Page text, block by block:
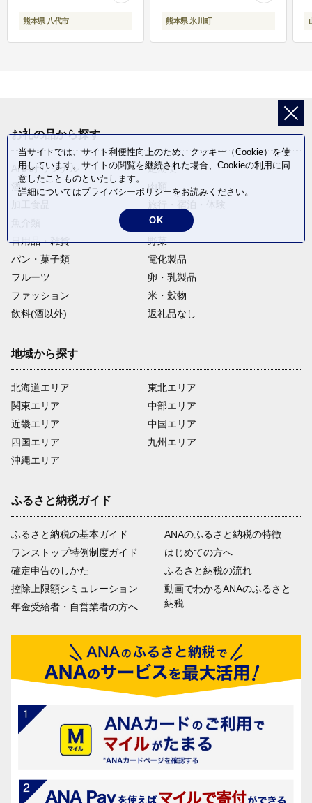
熊本県 八代市 熊本県 氷川町
お礼の品から探す
ANAオリジナル
定期便
酒
肉類
麺類
日用品・雑貨
野菜
パン・菓子類
電化製品
フルーツ
卵・乳製品
ファッション
米・穀物
飲料(酒以外)
返礼品なし
地域から探す
北海道エリア
関東エリア
近畿エリア
四国エリア
沖縄エリア
東北エリア
中部エリア
中国エリア
九州エリア
ふるさと納税ガイド
ふるさと納税の基本ガイド
ワンストップ特例制度ガイド
確定申告のしかた
控除上限額シミュレーション
年金受給者・自営業者の方へ
ANAのふるさと納税の特徴
はじめての方へ
ふるさと納税の流れ
動画でわかるANAのふるさと
納税
当サイトでは、サイト利便性向上のため、クッキー（Cookie）を使
用しています。サイトの閲覧を継続された場合、Cookieの利用に同
意したことものといたします。
詳細についてはプライバシーポリシーをお読みください。
OK